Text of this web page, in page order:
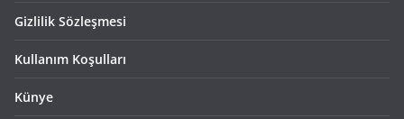
Gizlilik Sözleşmesi
Kullanım Koşulları
Künye